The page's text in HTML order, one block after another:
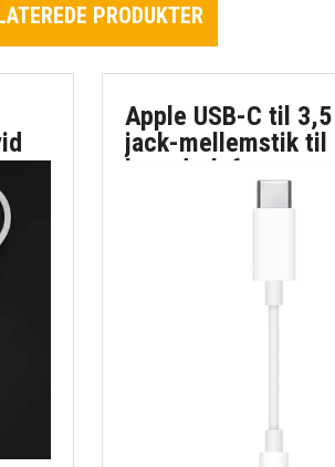
PRODUKTER
Apple USB-C til
jack-mellemstik til
hovedtelefoner